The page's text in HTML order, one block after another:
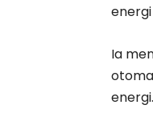
Ia
energi.